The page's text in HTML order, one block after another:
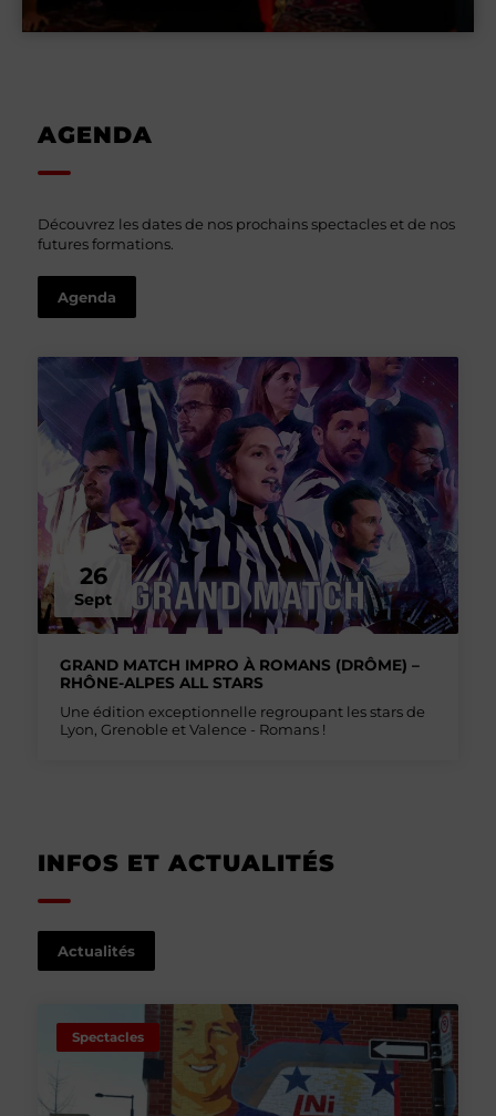
AGENDA
Découvrez les dates de nos prochains spectacles et de nos
futures formations.
Agenda
26
Sept
GRAND MATCH IMPRO À ROMANS (DRÔME) –
RHÔNE-ALPES ALL STARS
Une édition exceptionnelle regroupant les stars de
Lyon, Grenoble et Valence - Romans !
INFOS ET ACTUALITÉS
Actualités
Spectacles